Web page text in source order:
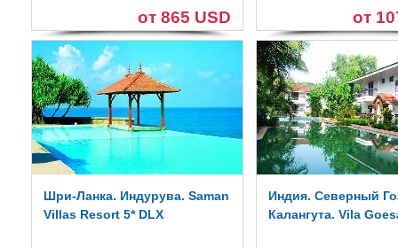
от 865 USD от
Шри-Ланка. Индурува. Saman
Villas Resort 5* DLX
Индия. Северный
Калангута. Vila